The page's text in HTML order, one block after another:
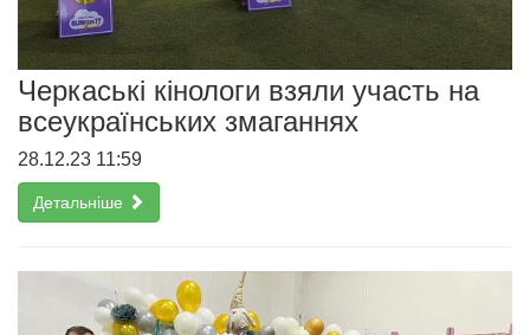
Черкаські кінологи взяли участь на
всеукраїнських змаганнях
28.12.23 11:59
Детальніше